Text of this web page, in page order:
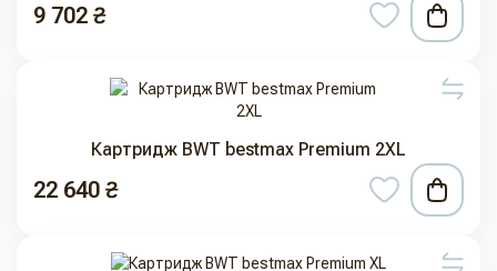
9 702 ₴
Картридж BWT bestmax Premium 2XL
22 640 ₴